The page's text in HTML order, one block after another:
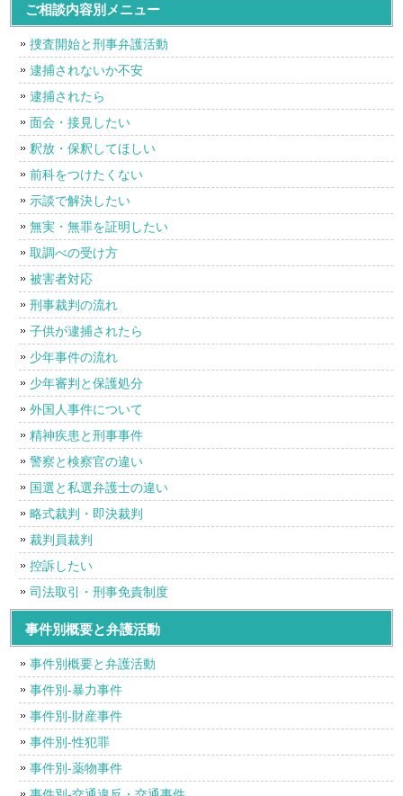
ご相談内容別メニュー
捜査開始と刑事弁護活動
逮捕されないか不安
逮捕されたら
面会・接見したい
釈放・保釈してほしい
前科をつけたくない
示談で解決したい
無実・無罪を証明したい
取調べの受け方
被害者対応
刑事裁判の流れ
子供が逮捕されたら
少年事件の流れ
少年審判と保護処分
外国人事件について
精神疾患と刑事事件
警察と検察官の違い
国選と私選弁護士の違い
略式裁判・即決裁判
裁判員裁判
控訴したい
司法取引・刑事免責制度
事件別概要と弁護活動
事件別概要と弁護活動
事件別-暴力事件
事件別-財産事件
事件別-性犯罪
事件別-薬物事件